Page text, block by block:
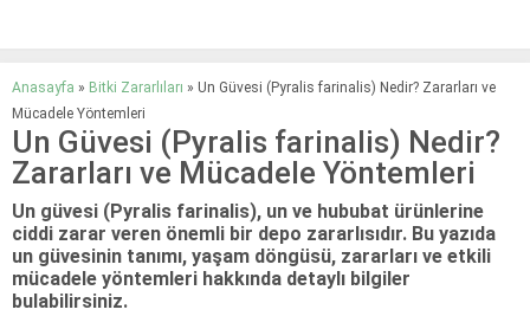
Anasayfa » Bitki Zararlıları » Un Güvesi (Pyralis farinalis) Nedir? Zararları ve
Mücadele Yöntemleri
Un Güvesi (Pyralis farinalis) Nedir?
Zararları ve Mücadele Yöntemleri
Un güvesi (Pyralis farinalis), un ve hububat ürünlerine
ciddi zarar veren önemli bir depo zararlısıdır. Bu yazıda
un güvesinin tanımı, yaşam döngüsü, zararları ve etkili
mücadele yöntemleri hakkında detaylı bilgiler
bulabilirsiniz.